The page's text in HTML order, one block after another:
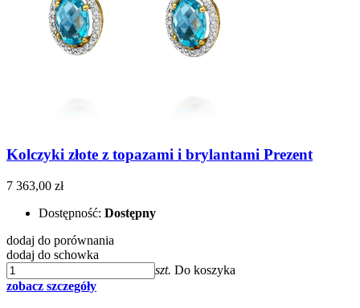
Kolczyki złote z topazami i brylantami Prezent
7 363,00 zł
Dostępność: Dostępny
dodaj do porównania
dodaj do schowka
szt. Do koszyka
zobacz szczegóły